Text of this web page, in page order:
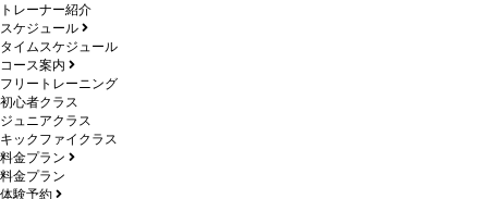
トレーナー紹介
スケジュール
タイムスケジュール
コース案内
フリートレーニング
初心者クラス
ジュニアクラス
キックファイクラス
料金プラン
料金プラン
体験予約